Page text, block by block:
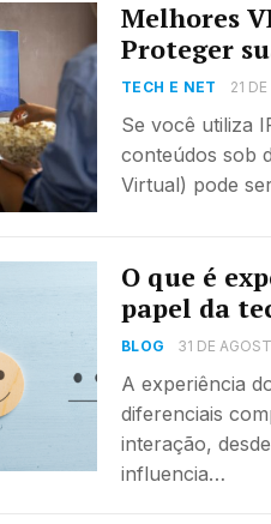
Melhores
Proteger
TECH E NET 21
Se você utiliza
conteúdos sob
Virtual) pode
O que é
papel da
BLOG 31 DE
A experiência
diferenciais
interação,
influencia…